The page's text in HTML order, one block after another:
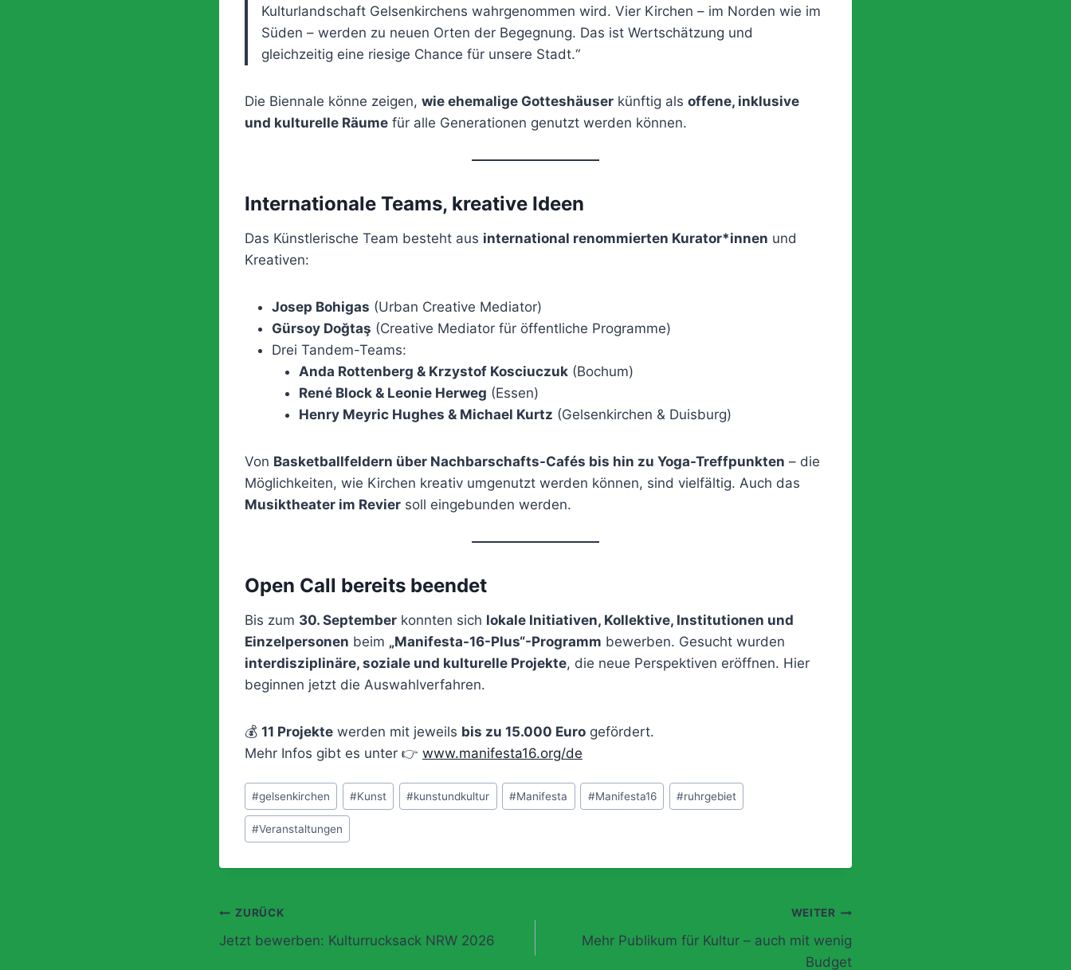
Kulturlandschaft Gelsenkirchens wahrgenommen wird. Vier Kirchen – im Norden wie im
Süden – werden zu neuen Orten der Begegnung. Das ist Wertschätzung und
gleichzeitig eine riesige Chance für unsere Stadt.“
Die Biennale könne zeigen, wie ehemalige Gotteshäuser künftig als offene, inklusive
und kulturelle Räume für alle Generationen genutzt werden können.
Internationale Teams, kreative Ideen
Das Künstlerische Team besteht aus international renommierten Kurator*innen und
Kreativen:
Josep Bohigas (Urban Creative Mediator)
Gürsoy Doğtaş (Creative Mediator für öffentliche Programme)
Drei Tandem-Teams:
Anda Rottenberg & Krzystof Kosciuczuk (Bochum)
René Block & Leonie Herweg (Essen)
Henry Meyric Hughes & Michael Kurtz (Gelsenkirchen & Duisburg)
Von Basketballfeldern über Nachbarschafts-Cafés bis hin zu Yoga-Treffpunkten – die
Möglichkeiten, wie Kirchen kreativ umgenutzt werden können, sind vielfältig. Auch das
Musiktheater im Revier soll eingebunden werden.
Open Call bereits beendet
Bis zum 30. September konnten sich lokale Initiativen, Kollektive, Institutionen und
Einzelpersonen beim „Manifesta-16-Plus“-Programm bewerben. Gesucht wurden
interdisziplinäre, soziale und kulturelle Projekte, die neue Perspektiven eröffnen. Hier
beginnen jetzt die Auswahlverfahren.
💰 11 Projekte werden mit jeweils bis zu 15.000 Euro gefördert.
Mehr Infos gibt es unter 👉 www.manifesta16.org/de
Schlagworte:
#gelsenkirchen #Kunst #kunstundkultur #Manifesta #Manifesta16 #ruhrgebiet
#Veranstaltungen
Beitragsnavigation
ZURÜCK
Jetzt bewerben: Kulturrucksack NRW 2026
WEITER
Mehr Publikum für Kultur – auch mit wenig
Budget